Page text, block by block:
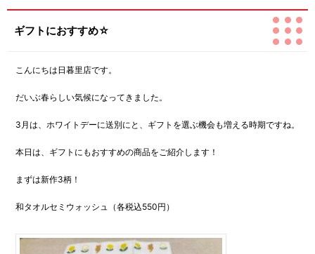
ギフトにおすすめ☆
こんにちは日暮里店です。
だいぶ春らしい気候になってきました。
3月は、ホワイトデーに送別にと、ギフトを選ぶ機会も増える時期ですね。
本日は、ギフトにもおすすめの商品をご紹介します！
まずは新作3柄！
和タオルセミウォッシュ（各税込550円）